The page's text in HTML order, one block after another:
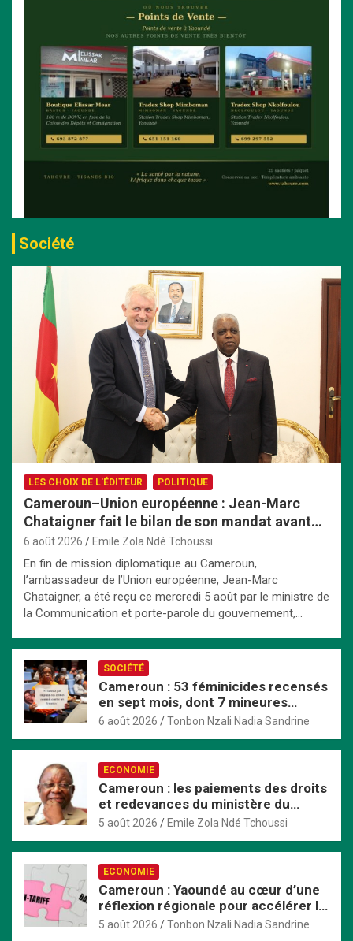
Société
LES CHOIX DE L'ÉDITEUR POLITIQUE
Cameroun–Union européenne : Jean-Marc
Chataigner fait le bilan de son mandat avant
son départ
6 août 2026 Emile Zola Ndé Tchoussi
En fin de mission diplomatique au Cameroun,
l’ambassadeur de l’Union européenne, Jean-Marc
Chataigner, a été reçu ce mercredi 5 août par le ministre de
la Communication et porte-parole du gouvernement,…
SOCIÉTÉ
Cameroun : 53 féminicides recensés
en sept mois, dont 7 mineures
violées avant d’être tuées
6 août 2026 Tonbon Nzali Nadia Sandrine
ECONOMIE
Cameroun : les paiements des droits
et redevances du ministère du
Commerce passent exclusivement
5 août 2026 Emile Zola Ndé Tchoussi
ECONOMIE
Cameroun : Yaoundé au cœur d’une
réflexion régionale pour accélérer la
mise en œuvre de la ZLECAf en
5 août 2026 Tonbon Nzali Nadia Sandrine